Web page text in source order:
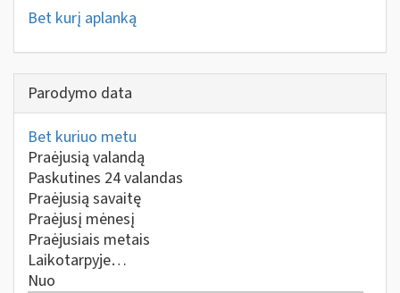
Bet kurį aplanką
Parodymo data
Bet kuriuo metu
Praėjusią valandą
Paskutines 24 valandas
Praėjusią savaitę
Praėjusį mėnesį
Praėjusiais metais
Laikotarpyje…
Nuo